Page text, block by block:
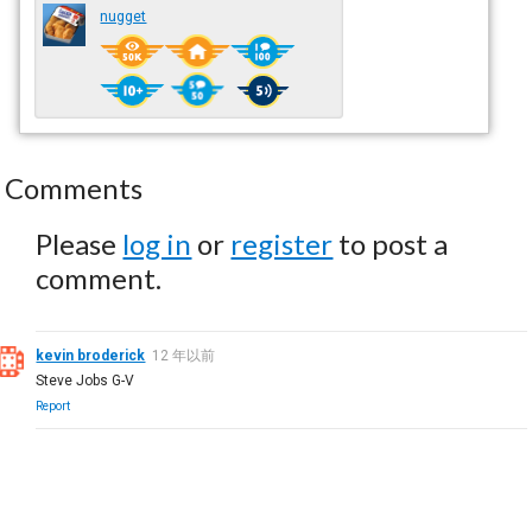
nugget
Comments
Please log in or register to post a
comment.
kevin broderick 12 年以前
Steve Jobs G-V
Report